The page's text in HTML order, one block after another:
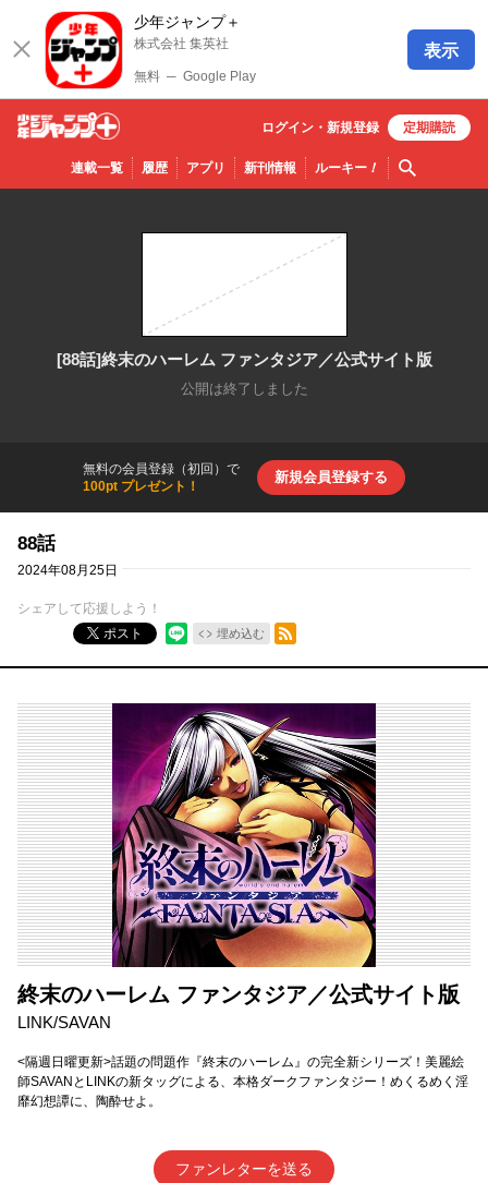
少年ジャンプ＋
株式会社 集英社
無料 ─ Google Play
表示
少年ジ
ャンプ
連載一覧 履歴 アプリ 新刊情報 ルーキー！ 検索
ログイン・ 新規登録 定期購読
[88話]終末のハーレム ファンタジア／公式サイト版
公開は終了しました
無料の会員登録（初回）で
100pt プレゼント！
新規会員登録する
88話
2024年08月25日
シェアして応援しよう！
ポスト
埋め込む
RSSフィード
終末のハーレム ファンタジア／公式サイト版
LINK/SAVAN
<隔週日曜更新>話題の問題作『終末のハーレム』の完全新シリーズ！美麗絵
師SAVANとLINKの新タッグによる、本格ダークファンタジー！めくるめく淫
靡幻想譚に、陶酔せよ。
ファンレターを送る